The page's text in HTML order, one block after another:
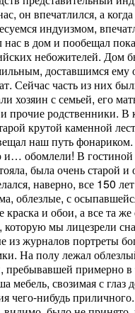
он впечатлился, а
индуизмом,
в дом и пообещал
небожителей. Дом
доставшимся ему
Сейчас часть из них
хозяин с семьей, его
прочие родственники.
крутой каменной
наш путь
обомлели! В
была очень старой
наверно, все 150 лет
облезлые, с
и обои, а все та же
которую мы лицезрели
из журналов портреты
На полу лежал
пребывавшей примерно
мебель, свозимая с глаз
чего-нибудь